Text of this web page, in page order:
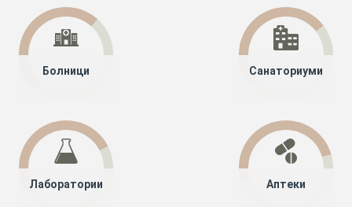
Болници Санаториуми
Лаборатории Аптеки